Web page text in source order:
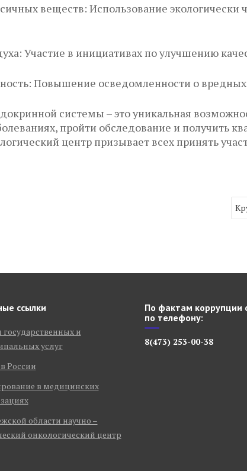
веществ: Использование экологически
Участие в инициативах по улучшению
Повышение осведомленности о
системы – это уникальная
пройти обследование и получить
центр призывает всех принять
ссылки
государственных и
услуг
России
в медицинских
области научно –
онкологический центр
По фактам коррупции
по телефону:
8(473) 253-00-38